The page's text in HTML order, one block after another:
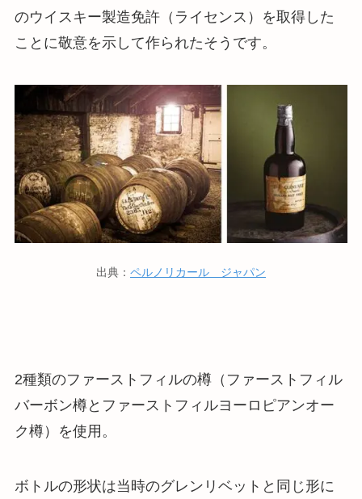
のウイスキー製造免許（ライセンス）を取得した
ことに敬意を示して作られたそうです。
出典： ペルノリカール ジャパン
2種類のファーストフィルの樽（ファーストフィル
バーボン樽とファーストフィルヨーロピアンオー
ク樽）を使用。
ボトルの形状は当時のグレンリベットと同じ形に